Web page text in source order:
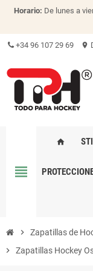
Horario: De lunes a
+34 96 107 29 69 location_on
view_headline
home
chevron_right Zapatillas de
chevron_right
Zapatillas Hockey